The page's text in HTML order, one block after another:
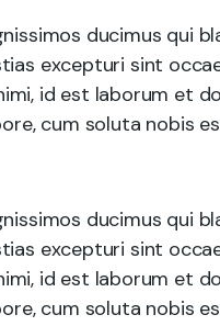
ducimus qui
excepturi sint
id est laborum et
cum soluta nobis
ducimus qui
excepturi sint
id est laborum et
cum soluta nobis